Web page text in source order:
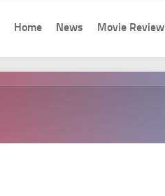
Home News Movie Review